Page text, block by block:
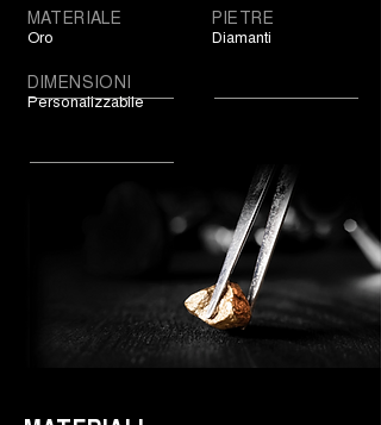
MATERIALE
Oro
DIMENSIONI
Personalizzabile
PIETRE
Diamanti